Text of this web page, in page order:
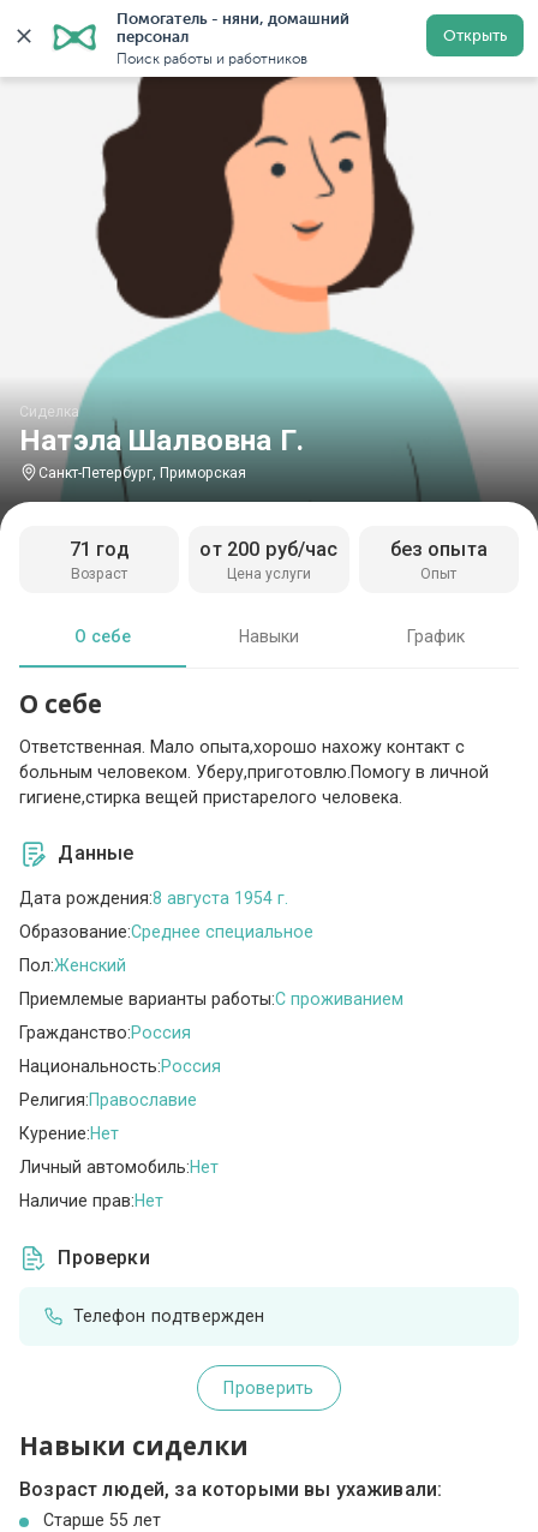
Помогатель - няни, домашний
персонал
Поиск работы и работников
Открыть
Главная Сиделки Сиделки в Санкт-Петербурге
Натэла Шалвовна Г.
Сиделка
Санкт-Петербург, Приморская
Возраст
71 год
Цена услуги
от 200 руб/час
Опыт
без опыта
О себе Навыки График
О себе
Ответственная. Мало опыта,хорошо нахожу контакт с
больным человеком. Уберу,приготовлю.Помогу в личной
гигиене,стирка вещей пристарелого человека.
Данные
Дата рождения:8 августа 1954 г.
Образование:Среднее специальное
Пол:Женский
Приемлемые варианты работы:C проживанием
Гражданство:Россия
Национальность:Россия
Религия:Православие
Курение:Нет
Личный автомобиль:Нет
Наличие прав:Нет
Проверки
Телефон подтвержден
Проверить
Навыки сиделки
Возраст людей, за которыми вы ухаживали:
Cтарше 55 лет